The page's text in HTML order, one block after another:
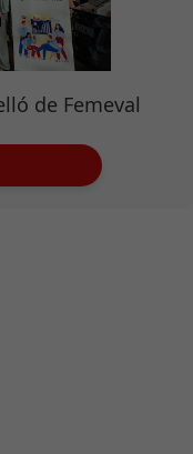
de Femeval